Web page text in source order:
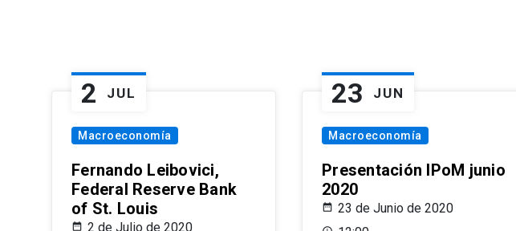
2 JUL
Macroeconomía
Fernando Leibovici,
Federal Reserve Bank
of St. Louis
2 de Julio de 2020
23 JUN
Macroeconomía
Presentación IPoM junio
2020
23 de Junio de 2020